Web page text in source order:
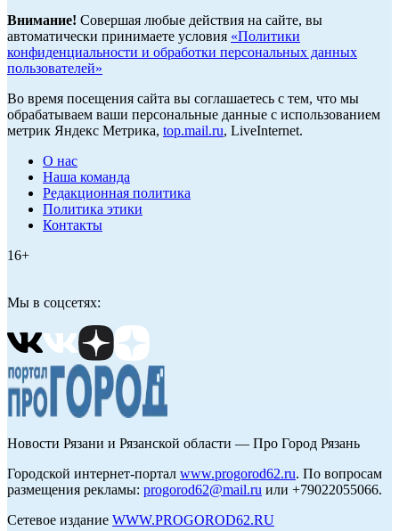
Внимание! Совершая любые действия на сайте, вы
автоматически принимаете условия «Политики
конфиденциальности и обработки персональных данных
пользователей»
Во время посещения сайта вы соглашаетесь с тем, что мы
обрабатываем ваши персональные данные с использованием
метрик Яндекс Метрика, top.mail.ru, LiveInternet.
О нас
Наша команда
Редакционная политика
Политика этики
Контакты
16+
Мы в соцсетях:
Новости Рязани и Рязанской области — Про Город Рязань
Городской интернет-портал www.progorod62.ru. По вопросам
размещения рекламы: progorod62@mail.ru или +79022055066.
Сетевое издание WWW.PROGOROD62.RU